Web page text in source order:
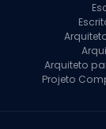
Arquiteto
Projeto